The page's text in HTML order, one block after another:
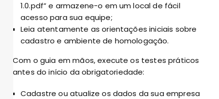
1.0.pdf” e armazene-o em um local de fácil
acesso para sua equipe;
Leia atentamente as orientações iniciais sobre
cadastro e ambiente de homologação.
Com o guia em mãos, execute os testes práticos
antes do início da obrigatoriedade:
Cadastre ou atualize os dados da sua empresa